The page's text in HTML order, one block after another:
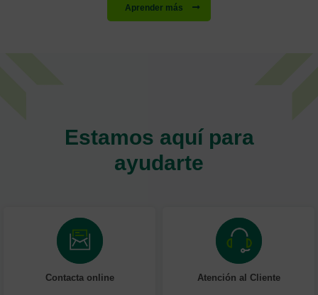
Aprender más
Estamos aquí para
ayudarte
Contacta online Atención al Cliente